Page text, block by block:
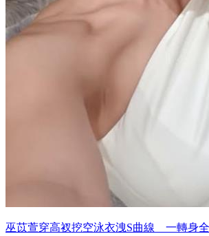
巫苡萱穿高衩挖空泳衣洩S曲線 一轉身